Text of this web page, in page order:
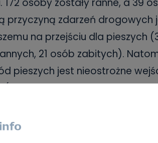
172 osoby zostały ranne, a 39
przyczyną zdarzeń drogowych
na przejściu dla pieszych
21 osób zabitych).
pieszych jest nieostrożne
wypadków i 104 kolizje, 76